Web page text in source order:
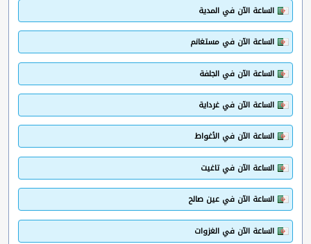
الساعة الآن في المدية
الساعة الآن في مستغانم
الساعة الآن في الجلفة
الساعة الآن في غرداية
الساعة الآن في الأغواط
الساعة الآن في تاغيت
الساعة الآن في عين صالح
الساعة الآن في الغزوات